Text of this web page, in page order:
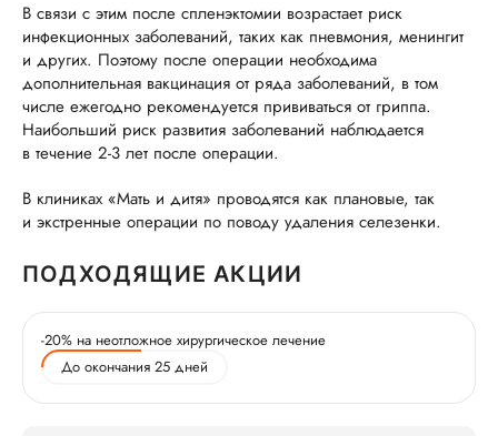
В связи с этим после спленэктомии возрастает риск
инфекционных заболеваний, таких как пневмония, менингит
и других. Поэтому после операции необходима
дополнительная вакцинация от ряда заболеваний, в том
числе ежегодно рекомендуется прививаться от гриппа.
Наибольший риск развития заболеваний наблюдается
в течение 2-3 лет после операции.
В клиниках «Мать и дитя» проводятся как плановые, так
и экстренные операции по поводу удаления селезенки.
ПОДХОДЯЩИЕ АКЦИИ
-20% на неотложное хирургическое лечение
До окончания 25 дней